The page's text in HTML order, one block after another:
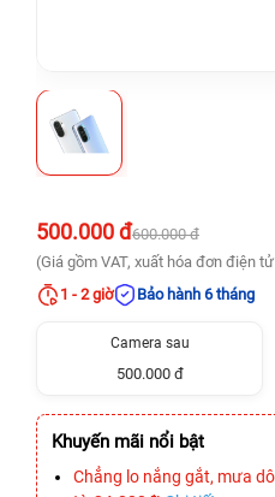
500.000 đ600.000 đ
(Giá gồm VAT, xuất hóa đơn điện
1 - 2 giờ
Bảo hành 6 tháng
Camera sau
500.000 đ
Khuyến mãi nổi bật
Chẳng lo nắng gắt, mưa